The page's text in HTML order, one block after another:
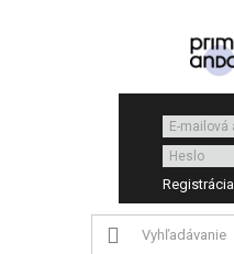
Registrácia